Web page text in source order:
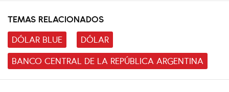
TEMAS RELACIONADOS
DÓLAR BLUE
DÓLAR
BANCO CENTRAL DE LA REPÚBLICA ARGENTINA